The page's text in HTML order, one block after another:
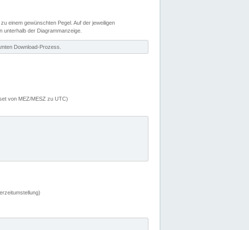
zu einem gewünschten Pegel. Auf der jeweiligen
unterhalb der Diagrammanzeige.
Download-Prozess.
von MEZ/MESZ zu UTC)